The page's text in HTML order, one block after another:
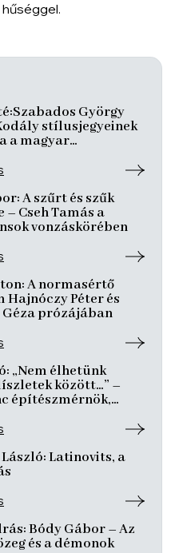
György
stílusjegyeinek
a magyar
A szűrt és szűk
– Cseh Tamás a
vonzáskörében
A normasértő
Péter és
prózájában
„Nem élhetünk
között…” –
építészmérnök,
Latinovits, a
Bódy Gábor – Az
és a démonok